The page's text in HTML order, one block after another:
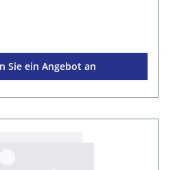
Sie ein Angebot an